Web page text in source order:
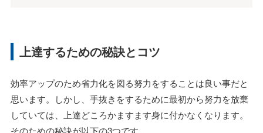
上達するための秘訣とコツ
効率アップのため省力化を図る努力をすることは良い事だと
思います。しかし、手抜きをするために最初から努力を放棄
していては、上達どころかますます身に付かなくなります。
そのための秘訣が以下の3つです。